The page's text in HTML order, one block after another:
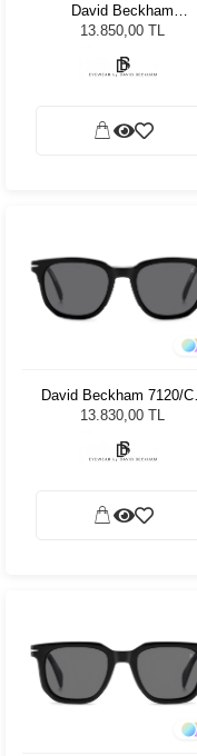
David Beckham
99/Voyager 2M2/CS - 61
Unisex Güneş Gözlüğü
13.850,00 TL
David Beckham 7120/CS
80751 Unisex Güneş
Gözlüğü
13.830,00 TL